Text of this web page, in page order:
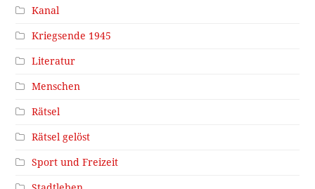
Kanal
Kriegsende 1945
Literatur
Menschen
Rätsel
Rätsel gelöst
Sport und Freizeit